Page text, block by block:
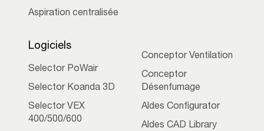
Aspiration centralisée
Logiciels
Selector PoWair
Selector Koanda 3D
Selector VEX
400/500/600
Conceptor Ventilation
Conceptor
Désenfumage
Aldes Configurator
Aldes CAD Library